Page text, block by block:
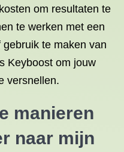
om resultaten te
te werken met een
te maken van
Keyboost om jouw
versnellen.
manieren
naar mijn